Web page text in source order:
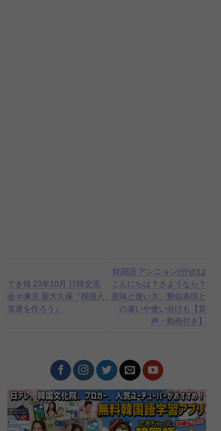
でき韓 23年10月 日韓交流
会 in東京 新大久保『韓国人
友達を作ろう』
韓国語 アンニョン(안녕)は
こんにちは？さようなら？
意味と使い方、類似表現と
の違いや使い分けも【音
声・動画付き】